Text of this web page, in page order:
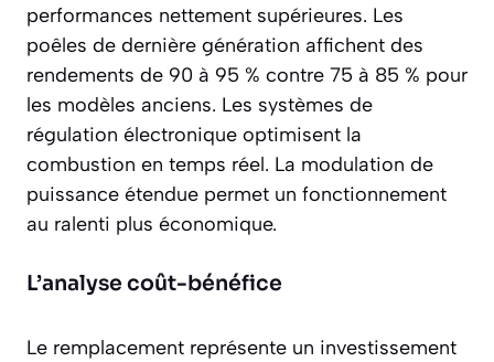
performances nettement supérieures. Les
poêles de dernière génération affichent des
rendements de 90 à 95 % contre 75 à 85 % pour
les modèles anciens. Les systèmes de
régulation électronique optimisent la
combustion en temps réel. La modulation de
puissance étendue permet un fonctionnement
au ralenti plus économique.
L’analyse coût-bénéfice
Le remplacement représente un investissement